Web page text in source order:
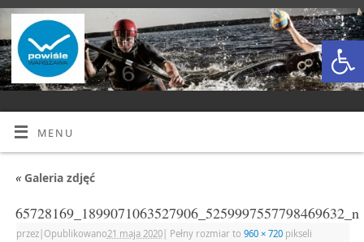
MENU
«Galeria zdjęć
65728169_1899071063527906_5259997557798469632_n
przez| Opublikowano21 maja 2020| Pełny rozmiar to 960 × 720pikseli